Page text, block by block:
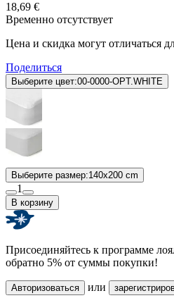
18,69 €
Временно отсутствует
Цена и скидка могут отличаться
Поделиться
Выберите цвет:00-0000-OPT.WHITE
Выберите размер:140x200 cm
1
В корзину
Присоединяйтесь к программе
обратно 5% от суммы покупки!
Авторизоваться или